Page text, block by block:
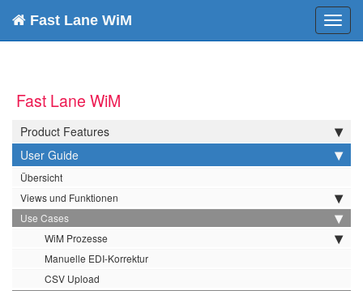
Fast Lane WiM
Fast Lane WiM
Product Features
User Guide
Übersicht
Views und Funktionen
Use Cases
WiM Prozesse
Manuelle EDI-Korrektur
CSV Upload